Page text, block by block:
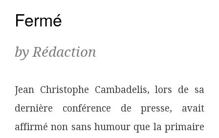
Fermé
by Rédaction
Jean Christophe Cambadelis, lors de sa
dernière conférence de presse, avait
affirmé non sans humour que la primaire